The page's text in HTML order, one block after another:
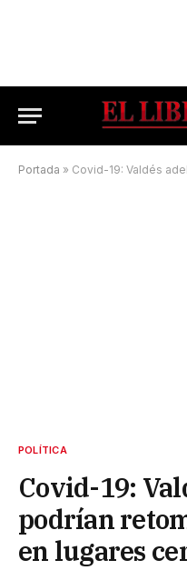
Portada » Covid-19: Valdés adelantó
POLÍTICA
Covid-19:
podrían
en lugares